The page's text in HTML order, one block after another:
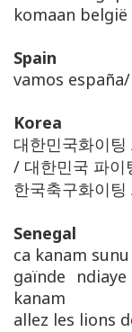
komaan
Spain
vamos
Korea
대한민국화이
/ 대한민국 파이
한국축구화이
Senegal
ca kanam
gaïnde
kanam
allez les lions